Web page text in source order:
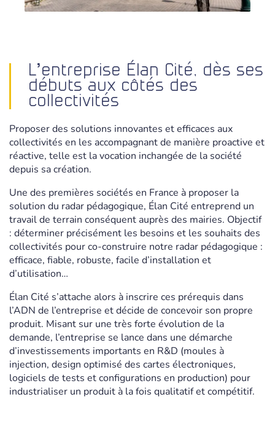
L’entreprise Élan Cité, dès ses
débuts aux côtés des
collectivités
Proposer des solutions innovantes et efficaces aux
collectivités en les accompagnant de manière proactive et
réactive, telle est la vocation inchangée de la société
depuis sa création.
Une des premières sociétés en France à proposer la
solution du radar pédagogique, Élan Cité entreprend un
travail de terrain conséquent auprès des mairies. Objectif
: déterminer précisément les besoins et les souhaits des
collectivités pour co-construire notre radar pédagogique :
efficace, fiable, robuste, facile d’installation et
d’utilisation…
Élan Cité s’attache alors à inscrire ces prérequis dans
l’ADN de l’entreprise et décide de concevoir son propre
produit. Misant sur une très forte évolution de la
demande, l’entreprise se lance dans une démarche
d’investissements importants en R&D (moules à
injection, design optimisé des cartes électroniques,
logiciels de tests et configurations en production) pour
industrialiser un produit à la fois qualitatif et compétitif.